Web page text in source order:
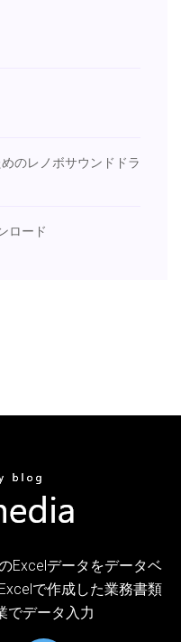
のレノボサウンドドラ
ロード
Excelデータをデータベ
で作成した業務書類
でデータ入力